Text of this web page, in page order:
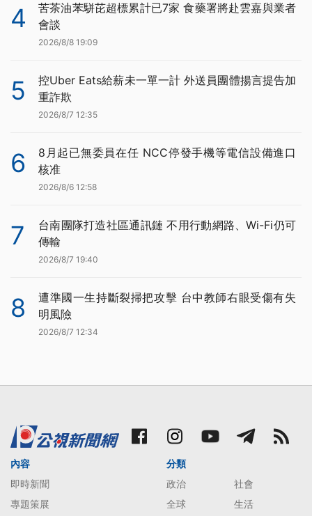
4
苦茶油苯駢芘超標累計已7家 食藥署將赴雲嘉與業者
會談
2026/8/8 19:09
5
控Uber Eats給薪未一單一計 外送員團體揚言提告加
重詐欺
2026/8/7 12:35
6
8月起已無委員在任 NCC停發手機等電信設備進口
核准
2026/8/6 12:58
7
台南團隊打造社區通訊鏈 不用行動網路、Wi-Fi仍可
傳輸
2026/8/7 19:40
8
遭準國一生持斷裂掃把攻擊 台中教師右眼受傷有失
明風險
2026/8/7 12:34
內容
即時新聞
專題策展
分類
政治
社會
全球
生活